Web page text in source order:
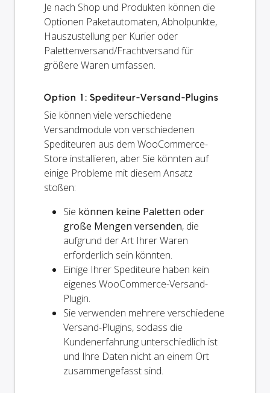
Je nach Shop und Produkten können die
Optionen Paketautomaten, Abholpunkte,
Hauszustellung per Kurier oder
Palettenversand/Frachtversand für
größere Waren umfassen.
Option 1: Spediteur-Versand-Plugins
Sie können viele verschiedene
Versandmodule von verschiedenen
Spediteuren aus dem WooCommerce-
Store installieren, aber Sie könnten auf
einige Probleme mit diesem Ansatz
stoßen:
Sie können keine Paletten oder
große Mengen versenden, die
aufgrund der Art Ihrer Waren
erforderlich sein könnten.
Einige Ihrer Spediteure haben kein
eigenes WooCommerce-Versand-
Plugin.
Sie verwenden mehrere verschiedene
Versand-Plugins, sodass die
Kundenerfahrung unterschiedlich ist
und Ihre Daten nicht an einem Ort
zusammengefasst sind.